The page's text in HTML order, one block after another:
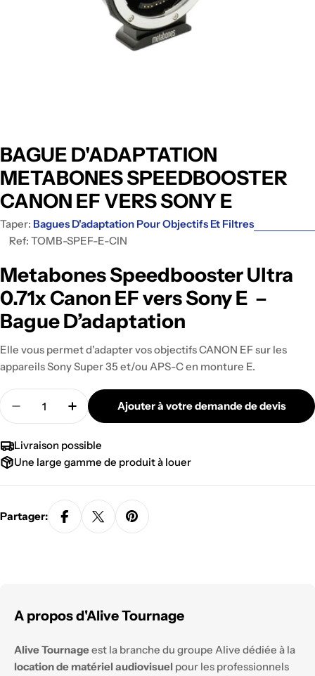
BAGUE D'ADAPTATION
METABONES SPEEDBOOSTER
CANON EF VERS SONY E
Taper: Bagues D'adaptation Pour Objectifs Et Filtres
Ref: TOMB-SPEF-E-CIN
Metabones Speedbooster Ultra
0.71x Canon EF vers Sony E –
Bague D’adaptation
Elle vous permet d'adapter vos objectifs CANON EF sur les
appareils Sony Super 35 et/ou APS-C en monture E.
Quantité
Diminuer la quantité pour BAGUE
Augmenter la quantité pour BAGUE
Ajouter à votre demande de devis
Livraison possible
Une large gamme de produit à louer
Partager:
A propos d'Alive Tournage
Alive Tournageest la branche du groupe Alive dédiée à la
location de matériel audiovisuel pour les professionnels